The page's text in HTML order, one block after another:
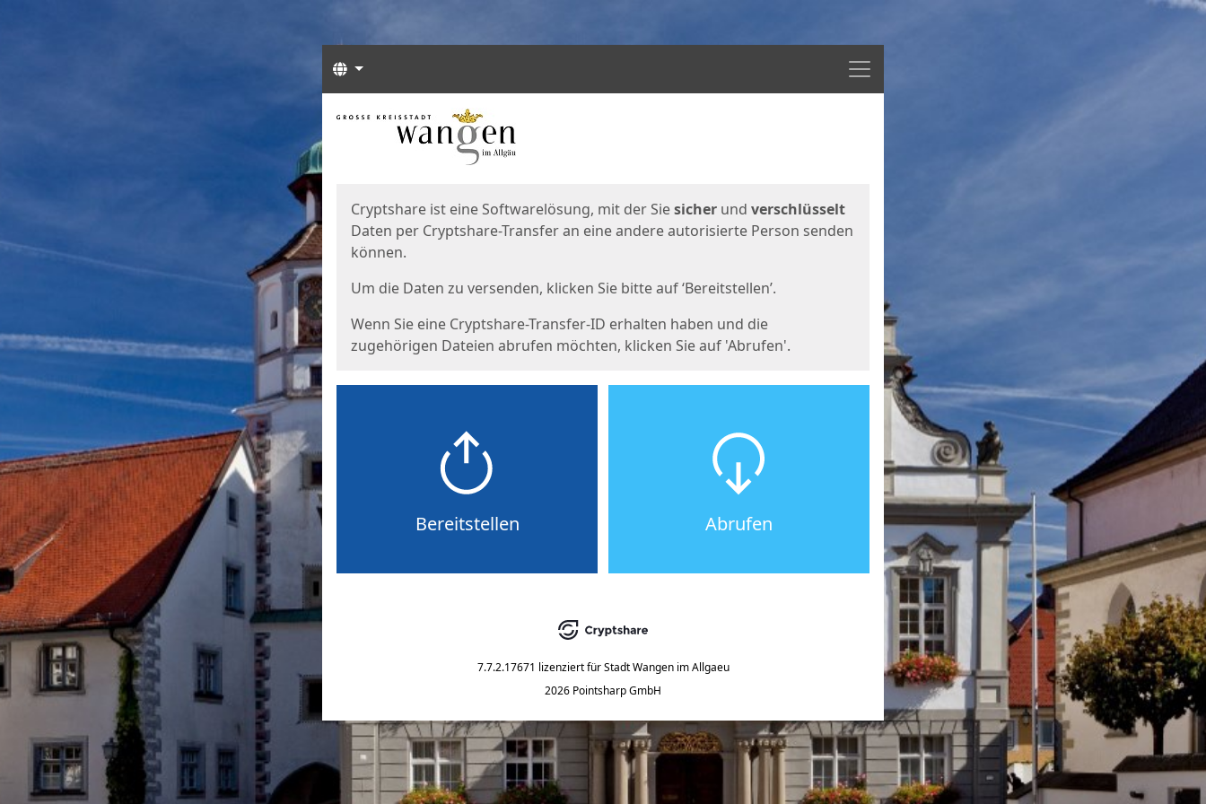
Menü
Sprachen
Start
Cryptshare ist eine Softwarelösung, mit der Siesicher und verschlüsselt
Daten per Cryptshare-Transfer an eine andere autorisierte Person senden
können.
Um die Daten zu versenden, klicken Sie bitte auf ‘Bereitstellen’.
Wenn Sie eine Cryptshare-Transfer-ID erhalten haben und die
zugehörigen Dateien abrufen möchten, klicken Sie auf 'Abrufen'.
Bereitstellen Abrufen
7.7.2.17671 lizenziert für Stadt Wangen im Allgaeu
2026 Pointsharp GmbH